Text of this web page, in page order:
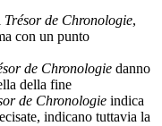
Trésor de Chronologie,
con un punto
de Chronologie danno
della fine
de Chronologie indica
indicano tuttavia la